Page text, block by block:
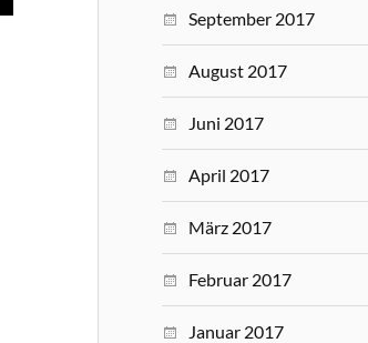
September 2017
August 2017
Juni 2017
April 2017
März 2017
Februar 2017
Januar 2017